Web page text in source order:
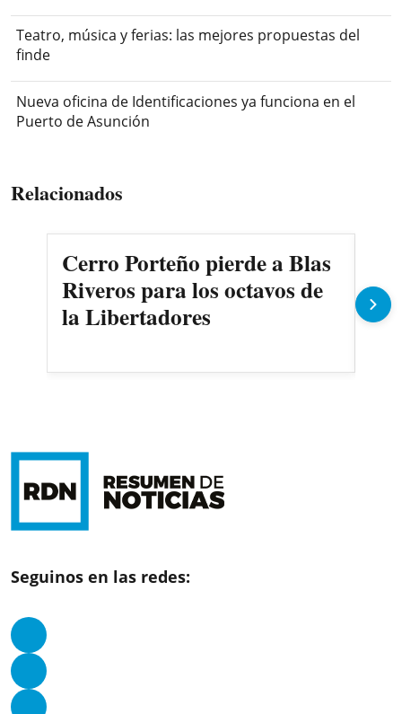
Teatro, música y ferias: las mejores propuestas del
finde
Nueva oficina de Identificaciones ya funciona en el
Puerto de Asunción
Relacionados
Cerro Porteño pierde a Blas
Riveros para los octavos de
la Libertadores
Seguinos en las redes: